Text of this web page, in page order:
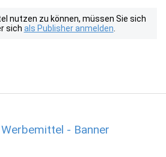
nutzen zu können, müssen Sie sich
sich als Publisher anmelden
- Banner